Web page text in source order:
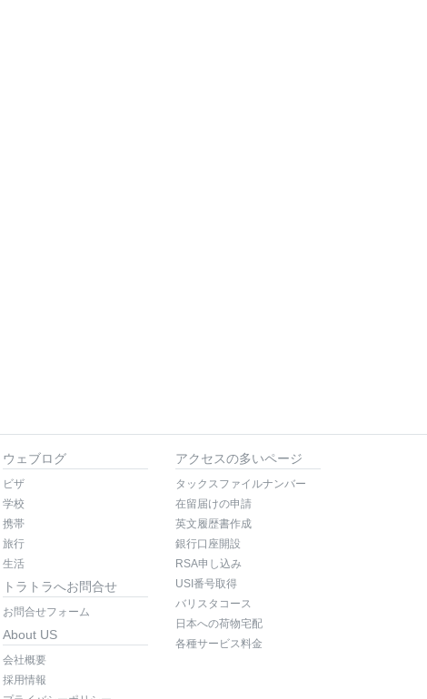
ウェブログ
ビザ
学校
携帯
旅行
生活
トラトラへお問合せ
お問合せフォーム
About US
会社概要
採用情報
アクセスの多いページ
タックスファイルナンバー
在留届けの申請
英文履歴書作成
銀行口座開設
RSA申し込み
USI番号取得
バリスタコース
日本への荷物宅配
各種サービス料金